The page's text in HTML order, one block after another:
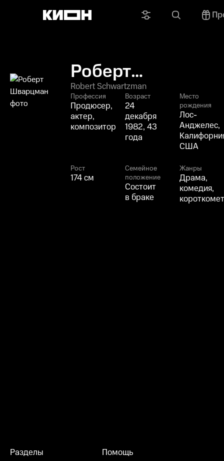
Роберт
Шварцман
Robert Schwartzman
Профессия
Продюсер,
актер,
композитор
Возраст
24
декабря
1982, 43
года
Место
рождения
Лос-
Анджелес,
США
Рост
174 см
Семейное
положение
Состоит
в браке
Жанры
Драма,
комедия,
Разделы Помощь